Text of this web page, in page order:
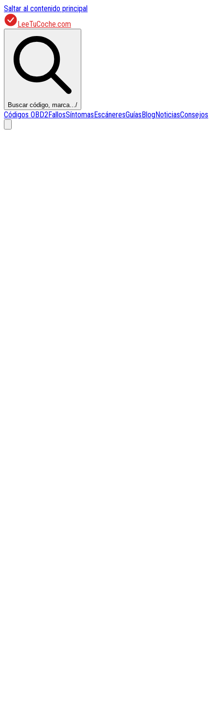
Saltar al contenido principal
LeeTuCoche.com
Buscar código, marca.../
Códigos OBD2FallosSíntomasEscáneresGuíasBlogNoticiasConsejos